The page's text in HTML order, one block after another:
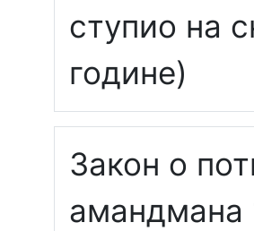
ступио на
године)
Закон о
амандмана